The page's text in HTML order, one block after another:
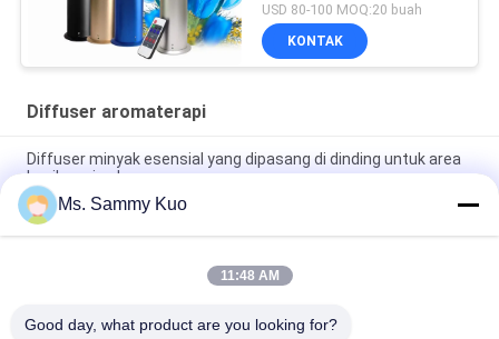
USD 80-100 MOQ:20 buah
KONTAK
Diffuser aromaterapi
Diffuser minyak esensial yang dipasang di dinding untuk area
kecil, casing logam
Desktop, lantai berdiri difusor minyak opsional, kotak logam,
botol plastik 500ml
Rumah Hotel Kantor Aromaterapi Diffuser Minyak dengan
Ms. Sammy Kuo
11:48 AM
Good day, what product are you looking for?